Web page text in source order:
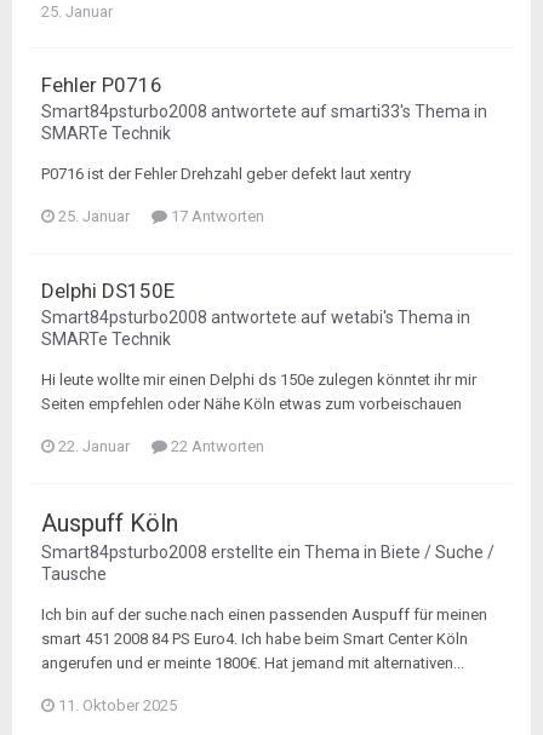
25. Januar
Fehler P0716
Smart84psturbo2008 antwortete aufsmarti33's Thema in
SMARTe Technik
P0716 ist der Fehler Drehzahl geber defekt laut xentry
25. Januar 17 Antworten
Delphi DS150E
Smart84psturbo2008 antwortete aufwetabi's Thema in
SMARTe Technik
Hi leute wollte mir einen Delphi ds 150e zulegen könntet ihr mir
Seiten empfehlen oder Nähe Köln etwas zum vorbeischauen
22. Januar 22 Antworten
Auspuff Köln
Smart84psturbo2008 erstellte ein Thema in Biete / Suche /
Tausche
Ich bin auf der suche nach einen passenden Auspuff für meinen
smart 451 2008 84 PS Euro4. Ich habe beim Smart Center Köln
angerufen und er meinte 1800€. Hat jemand mit alternativen...
11. Oktober 2025